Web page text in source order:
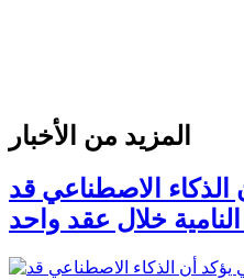
المزيد من الأخبار
الذكاء الاصطناعي قد
خلال عقد واحد